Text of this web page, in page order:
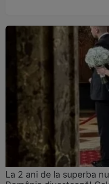
La 2 ani de la superba